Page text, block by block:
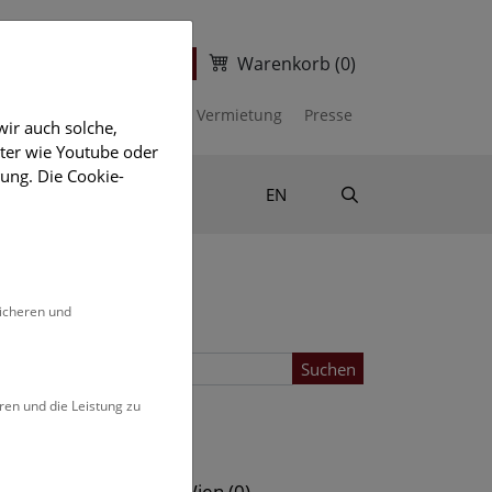
Warenkorb (0)
Vermietung Presse
EN
Suchen
auch solche,
wie Youtube oder
Die Cookie-
und
und die Leistung zu